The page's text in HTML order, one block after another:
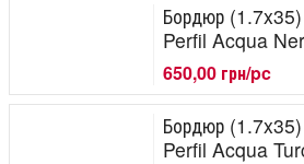
Бордюр
Perfil Acqua
650,00 грн/pc
Бордюр
Perfil Acqua